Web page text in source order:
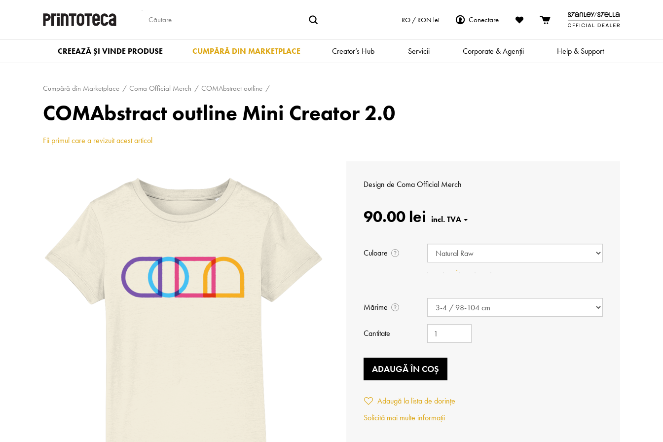
RO / RON lei Conectare
CREEAZĂ ȘI VINDE PRODUSE CUMPĂRĂ DIN MARKETPLACE Creator’s Hub Servicii Corporate & Agenții Help & Support
Cumpără din Marketplace Coma Official Merch COMAbstract outline
COMAbstract outline Mini Creator 2.0
Fii primul care a revizuit acest articol
Design de Coma Official Merch
90.00 lei
Culoare ?
Mărime ?
Cantitate
ADAUGĂ ÎN COȘ
Adaugă la lista de dorințe
Solicită mai multe informații